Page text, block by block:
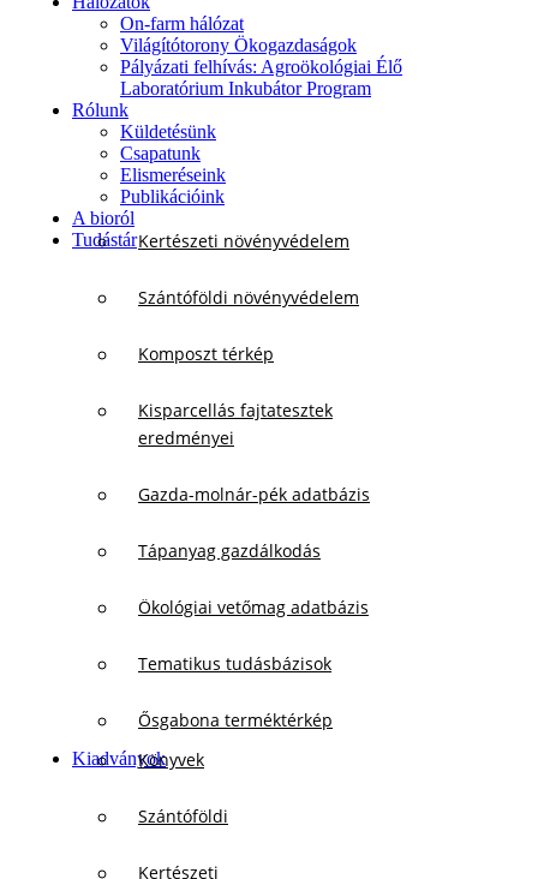
On-farm hálózat
Világítótorony Ökogazdaságok
Pályázati felhívás: Agroökológiai Élő
Laboratórium Inkubátor Program
Rólunk
Küldetésünk
Csapatunk
Elismeréseink
Publikációink
A bioról
TudástárKertészeti növényvédelem
Szántóföldi növényvédelem
Komposzt térkép
Kisparcellás fajtatesztek
eredményei
Gazda-molnár-pék adatbázis
Tápanyag gazdálkodás
Ökológiai vetőmag adatbázis
Tematikus tudásbázisok
Ősgabona terméktérkép
KiadványokKönyvek
Szántóföldi
Kertészeti